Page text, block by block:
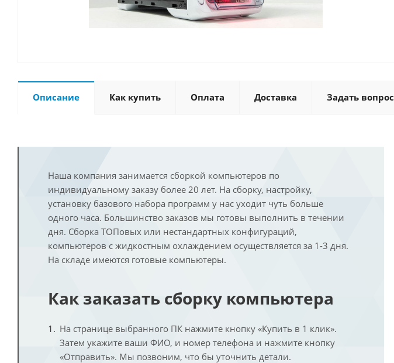
Описание Как купить Оплата Доставка Задать вопрос
Наша компания занимается сборкой компьютеров по
индивидуальному заказу более 20 лет. На сборку, настройку,
установку базового набора программ у нас уходит чуть больше
одного часа. Большинство заказов мы готовы выполнить в течении
дня. Сборка ТОПовых или нестандартных конфигураций,
компьютеров с жидкостным охлаждением осуществляется за 1-3 дня.
На складе имеются готовые компьютеры.
Как заказать сборку компьютера
На странице выбранного ПК нажмите кнопку «Купить в 1 клик».
Затем укажите ваши ФИО, и номер телефона и нажмите кнопку
«Отправить». Мы позвоним, что бы уточнить детали.